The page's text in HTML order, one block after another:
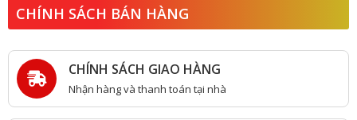
CHÍNH SÁCH BÁN HÀNG
CHÍNH SÁCH GIAO HÀNG
Nhận hàng và thanh toán tại nhà